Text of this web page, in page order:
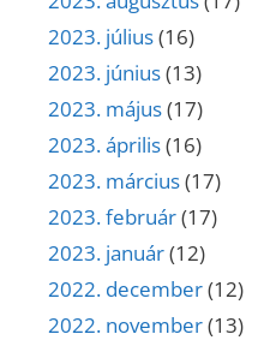
2023. július(16)
2023. június(13)
2023. május(17)
2023. április(16)
2023. március(17)
2023. február(17)
2023. január(12)
2022. december(12)
2022. november(13)